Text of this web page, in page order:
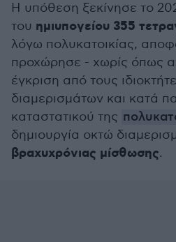
Η υπόθεση ξεκίνησε το
του ημιυπογείου 355
λόγω πολυκατοικίας,
προχώρησε - χωρίς όπως
έγκριση από τους
διαμερισμάτων και κατά
καταστατικού της
δημιουργία οκτώ
βραχυχρόνιας μίσθωσης.